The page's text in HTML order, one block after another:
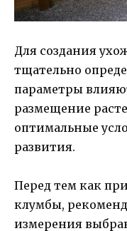
Для создания
тщательно
параметры
размещение
оптимальные
развития.
Перед тем как
клумбы,
измерения